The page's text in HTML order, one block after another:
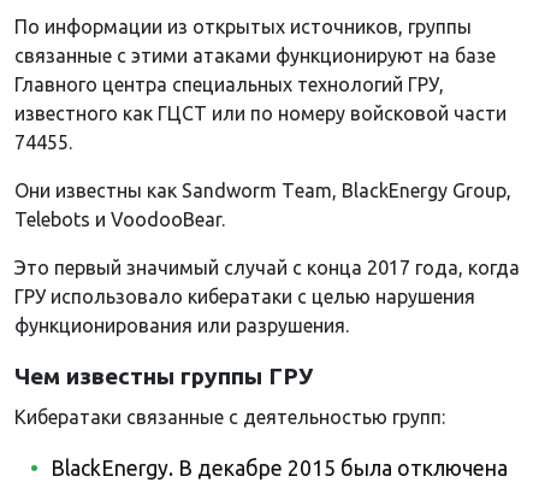
По информации из открытых источников, группы
связанные с этими атаками функционируют на базе
Главного центра специальных технологий ГРУ,
известного как ГЦСТ или по номеру войсковой части
74455.
Они известны как Sandworm Тeam, BlackEnergy Group,
Telebots и VoodooBear.
Это первый значимый случай с конца 2017 года, когда
ГРУ использовало кибератаки с целью нарушения
функционирования или разрушения.
Чем известны группы ГРУ
Кибератаки связанные с деятельностью групп:
BlackEnergy. В декабре 2015 была отключена